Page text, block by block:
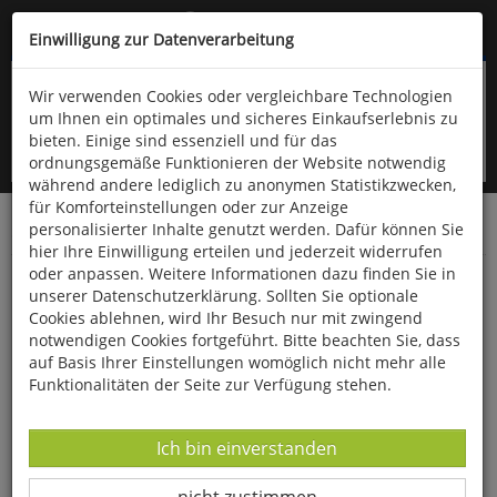
Kompletten Head der Seite überspringen
oder (06766) 9323-960
Startseite Bücher Geschichte Zeitgeschichte
Trümmerkinder
Einwilligung zur Datenverarbeitung
Wir verwenden Cookies oder vergleichbare Technologien
um Ihnen ein optimales und sicheres Einkaufserlebnis zu
bieten. Einige sind essenziell und für das
ordnungsgemäße Funktionieren der Website notwendig
während andere lediglich zu anonymen Statistikzwecken,
für Komforteinstellungen oder zur Anzeige
personalisierter Inhalte genutzt werden. Dafür können Sie
hier Ihre Einwilligung erteilen und jederzeit widerrufen
oder anpassen. Weitere Informationen dazu finden Sie in
unserer Datenschutzerklärung. Sollten Sie optionale
Cookies ablehnen, wird Ihr Besuch nur mit zwingend
notwendigen Cookies fortgeführt. Bitte beachten Sie, dass
auf Basis Ihrer Einstellungen womöglich nicht mehr alle
Funktionalitäten der Seite zur Verfügung stehen.
Datenverarbeitung -
Ich bin einverstanden